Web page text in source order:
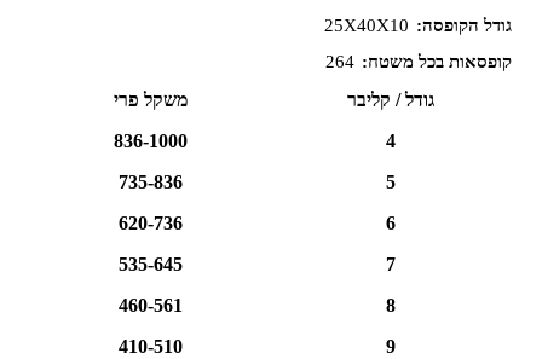
גודל הקופסה: 25X40X10
קופסאות בכל משטח: 264
גודל / קליבר
משקל פרי
4
836-1000
5
735-836
6
620-736
7
535-645
8
460-561
9
410-510